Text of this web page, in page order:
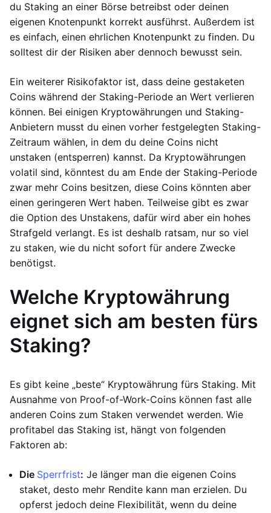
du Staking an einer Börse betreibst oder deinen
eigenen Knotenpunkt korrekt ausführst. Außerdem ist
es einfach, einen ehrlichen Knotenpunkt zu finden. Du
solltest dir der Risiken aber dennoch bewusst sein.
Ein weiterer Risikofaktor ist, dass deine gestaketen
Coins während der Staking-Periode an Wert verlieren
können. Bei einigen Kryptowährungen und Staking-
Anbietern musst du einen vorher festgelegten Staking-
Zeitraum wählen, in dem du deine Coins nicht
unstaken (entsperren) kannst. Da Kryptowährungen
volatil sind, könntest du am Ende der Staking-Periode
zwar mehr Coins besitzen, diese Coins könnten aber
einen geringeren Wert haben. Teilweise gibt es zwar
die Option des Unstakens, dafür wird aber ein hohes
Strafgeld verlangt. Es ist deshalb ratsam, nur so viel
zu staken, wie du nicht sofort für andere Zwecke
benötigst.
Welche Kryptowährung
eignet sich am besten fürs
Staking?
Es gibt keine „beste“ Kryptowährung fürs Staking. Mit
Ausnahme von Proof-of-Work-Coins können fast alle
anderen Coins zum Staken verwendet werden. Wie
profitabel das Staking ist, hängt von folgenden
Faktoren ab:
Die Sperrfrist: Je länger man die eigenen Coins
staket, desto mehr Rendite kann man erzielen. Du
opferst jedoch deine Flexibilität, wenn du deine